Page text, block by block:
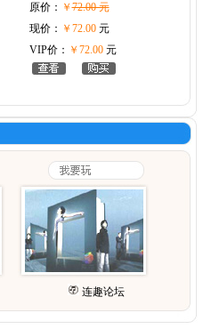
原价： ￥72.00 元
现价： ￥72.00元
VIP价： ￥72.00元
连趣论坛